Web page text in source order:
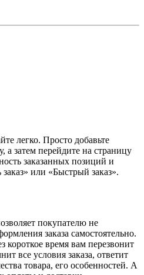
легко. Просто добавьте
а затем перейдите на страницу
заказанных позиций и
или «Быстрый заказ».
покупателю не
заказа самостоятельно.
короткое время вам перезвонит
все условия заказа, ответит
товара, его особенностей. А